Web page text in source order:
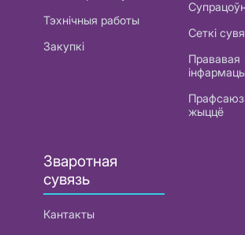
Тэхнічныя работы
Закупкі
Сеткі
Прававая
жыццё
Зваротная
сувязь
Кантакты